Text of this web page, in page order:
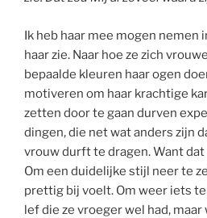
Ik heb haar mee mogen nemen
haar zie. Naar hoe ze zich
bepaalde kleuren haar ogen
motiveren om haar krachtige
zetten door te gaan durven
dingen, die net wat anders zijn
vrouw durft te dragen. Want dat
Om een duidelijke stijl neer te
prettig bij voelt. Om weer iets
lef die ze vroeger wel had, maar